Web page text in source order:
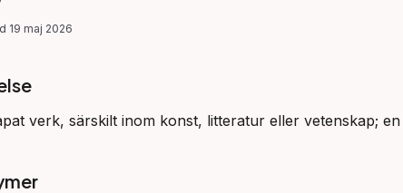
19 maj 2026
verk, särskilt inom konst, litteratur eller vetenskap;